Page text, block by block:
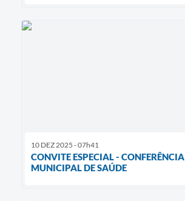
10 DEZ 2025 - 07h41
CONVITE ESPECIAL - CONFERÊNCIA
MUNICIPAL DE SAÚDE